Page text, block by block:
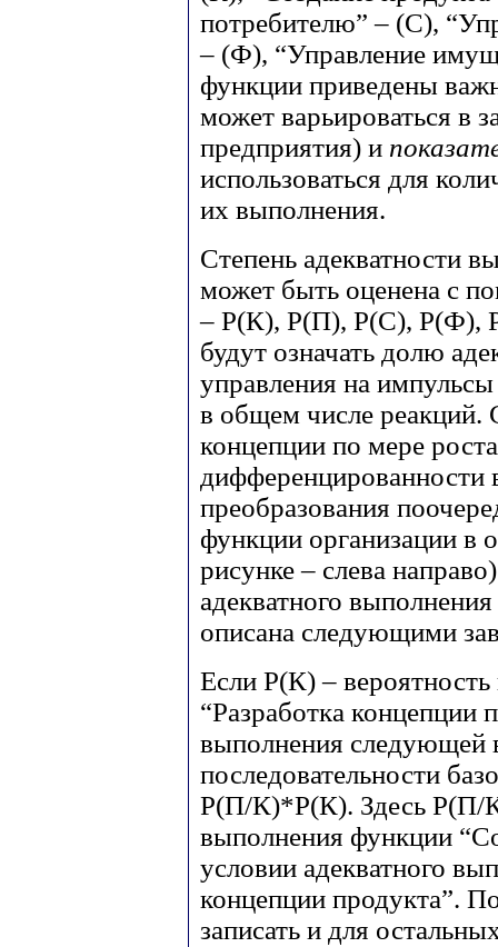
потребителю” – (С),
– (Ф), “Управление
функции приведены
может варьироваться в
предприятия) и
использоваться для
их выполнения.
Степень адекватности
может быть оценена с
– Р(К), Р(П), Р(С), Р(Ф),
будут означать долю
управления на
в общем числе реакций.
концепции по мере
дифференцированности
преобразования
функции организации в
рисунке – слева
адекватного
описана следующими
Если Р(К) –
“Разработка концепции
выполнения следующей
последовательности
Р(П/К)*Р(К). Здесь Р(П/
выполнения функции
условии адекватного
концепции продукта”.
записать и для